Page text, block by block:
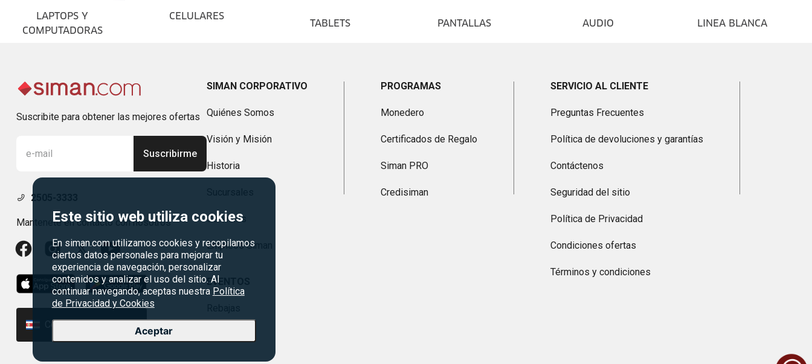
Este sitio web utiliza cookies
En siman.com utilizamos cookies y recopilamos
ciertos datos personales para mejorar tu
experiencia de navegación, personalizar
contenidos y analizar el uso del sitio. Al
continuar navegando, aceptas nuestra Política
de Privacidad y Cookies
Aceptar
LAPTOPS Y
COMPUTADORAS
CELULARES
TABLETS PANTALLAS AUDIO LINEA BLANCA
Suscribite para obtener las mejores ofertas
Suscribirme
2505-3333
Mantenete en contacto con nosotros
Costa Rica | ₡
SIMAN CORPORATIVO
Quiénes Somos
Visión y Misión
Historia
Servicios
Empleos Siman
PROGRAMAS
Monedero
Certificados de Regalo
Siman PRO
Credisiman
SERVICIO AL CLIENTE
Preguntas Frecuentes
Política de devoluciones y garantías
Contáctenos
Seguridad del sitio
Política de Privacidad
Condiciones ofertas
Términos y condiciones
EVENTOS